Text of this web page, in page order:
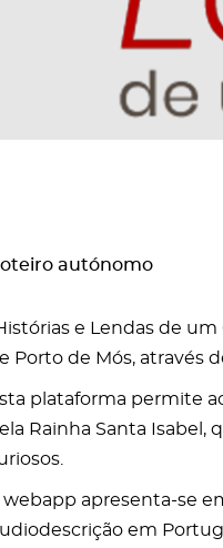
autónomo
e Lendas de
Porto de Mós, através
plataforma permite
Rainha Santa
webapp apresenta-se
em